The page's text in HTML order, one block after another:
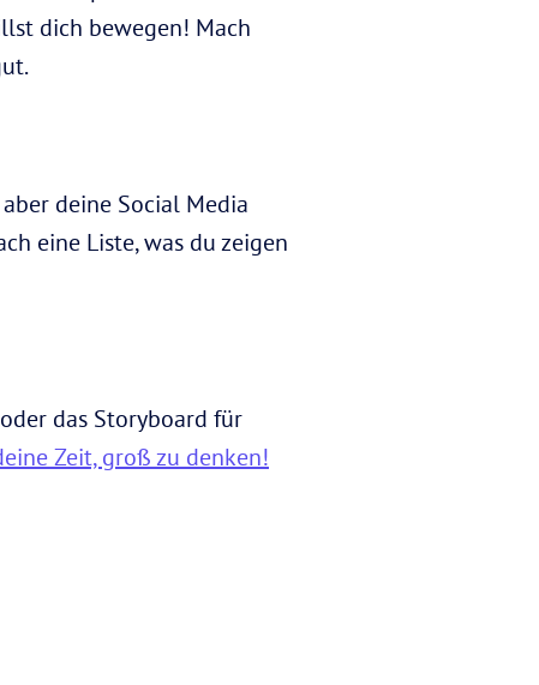
dich bewegen! Mach
deine Social Media
eine Liste, was du zeigen
das Storyboard für
Zeit, groß zu denken!